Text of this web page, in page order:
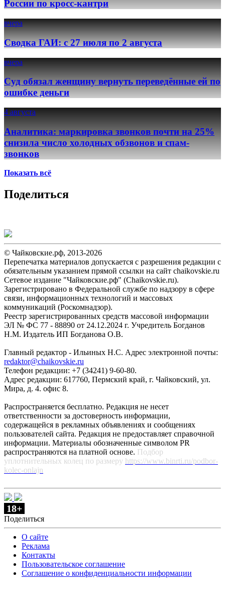
России по кросс-кантри
вчера
Сводка ГАИ: с 27 июля по 2 августа
вчера
Суд обязал женщину вернуть переведённые ей по
ошибке деньги
4 августа
Аналитика: маркировка звонков почти на 25%
снизила число холодных обзвонов и спам-
звонков
Показать всё
Поделиться
© Чайковские.рф, 2013-2026
Перепечатка материалов допускается с разрешения редакции с
обязательным указанием прямой ссылки на сайт chaikovskie.ru
Сетевое издание "Чайковские.рф" (Chaikovskie.ru).
Зарегистрировано в Федеральной службе по надзору в сфере
связи, информационных технологий и массовых
коммуникаций (Роскомнадзор).
Реестр зарегистрированных средств массовой информации
ЭЛ № ФС 77 - 88890 от 24.12.2024 г. Учредитель Богданов
Н.М. Издатель ИП Богданова О.В.
Главный редактор - Ильиных Н.С. Адрес электронной почты:
redaktor@chaikovskie.ru
Телефон редакции: +7 (34241) 9-60-80.
Адрес редакции: 617760, Пермский край, г. Чайковский, ул.
Мира, д. 4. офис 8.
Распространяется бесплатно. Редакция не несет
ответственности за достоверность информации,
содержащейся в рекламных объявлениях и сообщениях
пользователей сайта. Редакция не предоставляет справочной
информации. Материалы обозначенные символом PR
распространяются на платной основе. Подбор
уплотнительных колец по размеру https://www.binrti.ru/podbor-
kolec-onlajn
18+
Поделиться
О сайте
Реклама
Контакты
Пользовательское соглашение
Соглашение о конфиденциальности информации